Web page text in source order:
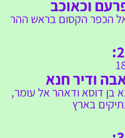
וכאוכב
הכפר הקסום בראש ההר
ודיר חנא
בן דוסא ודאהר אל עומר,
בארץ